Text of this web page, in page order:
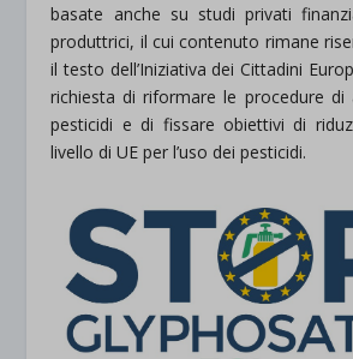
basate anche su studi privati
produttrici, il cui contenuto rimane
il testo dell’Iniziativa dei Cittadini
richiesta di riformare le procedure di
pesticidi e di fissare obiettivi di
livello di UE per l’uso dei pesticidi.